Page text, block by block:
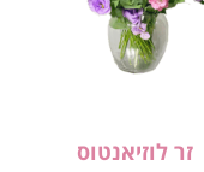
זר לוזיאנטוס